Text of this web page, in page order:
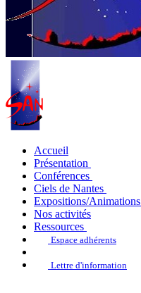
Accueil
Présentation
Conférences
Ciels de Nantes
Expositions/Animations
Nos activités
Ressources
Espace adhérents
Lettre d'information